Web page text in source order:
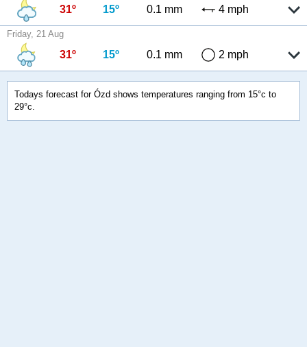
31º 15º 0.1 mm 4 mph
Friday, 21 Aug
31º 15º 0.1 mm 2 mph
Todays forecast for Ózd shows temperatures ranging from 15°c to
29°c.